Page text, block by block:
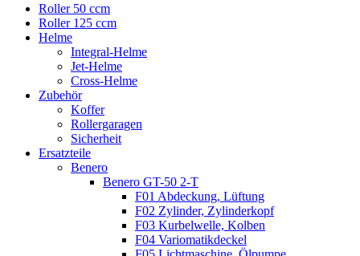
Roller 50 ccm
Roller 125 ccm
Helme
Integral-Helme
Jet-Helme
Cross-Helme
Zubehör
Koffer
Rollergaragen
Sicherheit
Ersatzteile
Benero
Benero GT-50 2-T
F01 Abdeckung, Lüftung
F02 Zylinder, Zylinderkopf
F03 Kurbelwelle, Kolben
F04 Variomatikdeckel